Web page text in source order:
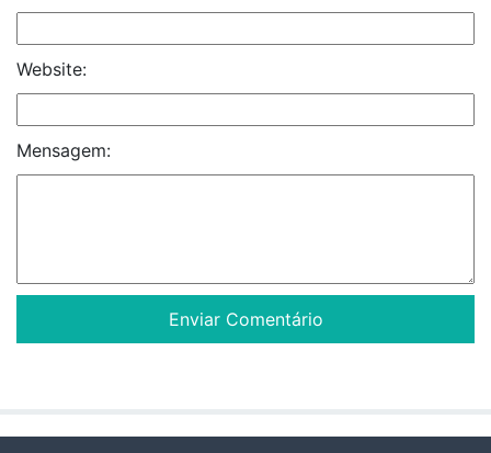
Website:
Mensagem: